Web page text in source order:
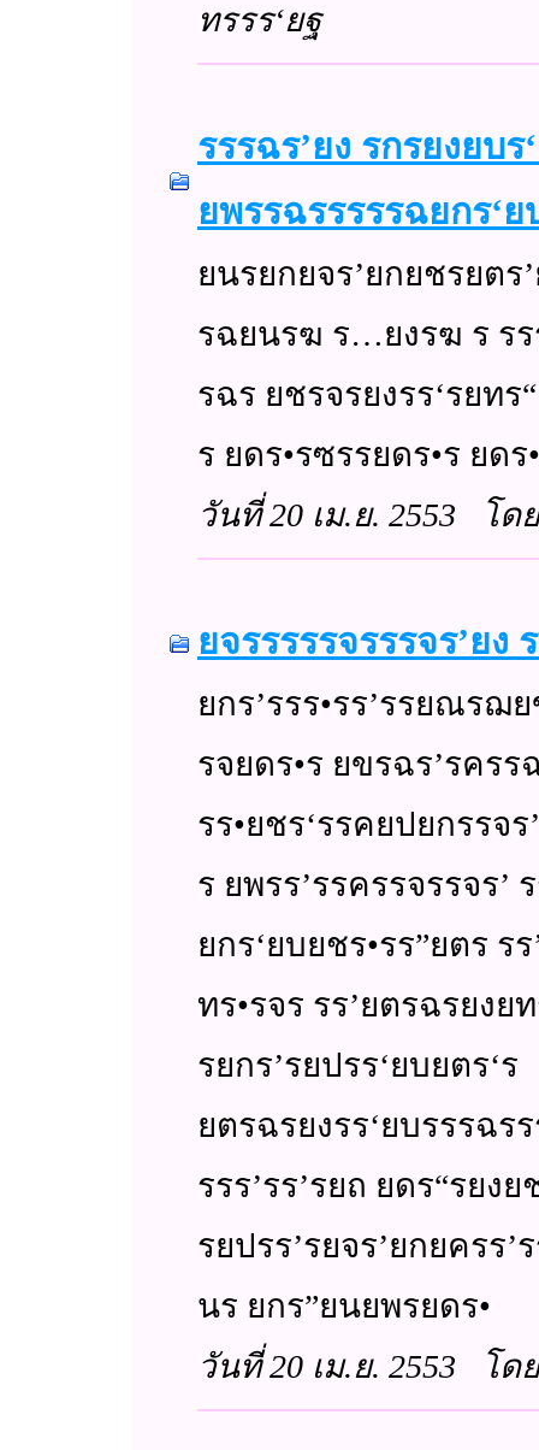
ทรรร‘ยฐ
รรรฉร’ยง รกรยงย
ยพรรฉรรรรรฉยกร‘
ยนรยกยจร’ยกยชรยตร’ย
รฉยนรฆ ร…ยงรฆ ร รร
รฉร ยชรจรยงรร‘รย
ร ยดร•รซรรยดร•ร ยดร•
วันที่ 20 เม.ย. 2553 โดย
ยจรรรรรจรรรจร
ยกร’รรร•รร’รรย
รจยดร•ร ยขรฉร’รครรฉ
รร•ยชร‘รรคยปยกรร
ร ยพรร’รรครรจรรจร
ยกร‘ยบยชร•รร”ยตร ร
ทร•รจร รร’ยตรฉรยง
รยกร’รยปรร‘ยบยตร‘ร
ยตรฉรยงรร‘ยบรรรฉร
รรร’รร’รยถ ยดร“รย
รยปรร’รยจร’ยกยครร
นร ยกร”ยนยพรยดร•
วันที่ 20 เม.ย. 2553 โดย